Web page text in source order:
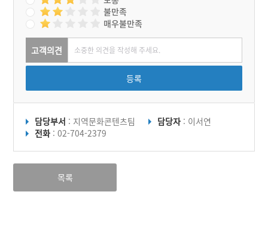
불만족
매우불만족
고객의견
등록
담당부서 : 지역문화콘텐츠팀 담당자 : 이서연
전화 : 02-704-2379
목록